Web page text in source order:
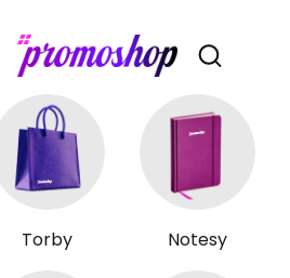
Otwórz
Torby Notesy